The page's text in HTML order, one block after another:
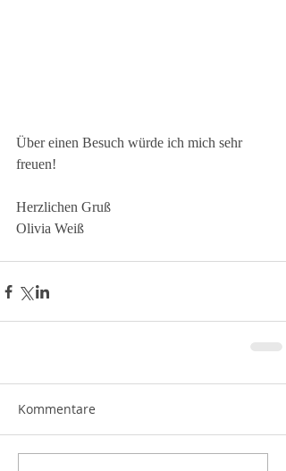
Über einen Besuch würde ich mich sehr
freuen!
Herzlichen Gruß
Olivia Weiß
Kommentare